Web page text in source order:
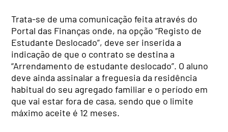
Trata-se de uma comunicação feita através do
Portal das Finanças onde, na opção “Registo de
Estudante Deslocado”, deve ser inserida a
indicação de que o contrato se destina a
“Arrendamento de estudante deslocado”. O aluno
deve ainda assinalar a freguesia da residência
habitual do seu agregado familiar e o período em
que vai estar fora de casa, sendo que o limite
máximo aceite é 12 meses.